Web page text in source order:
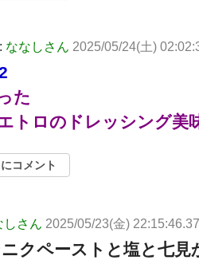
ななしさん 2025/05/24(土)
た
トロのドレッシング美
コメント
しさん 2025/05/23(金)
クペーストと塩と七見